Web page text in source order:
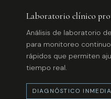
Laboratorio clínico
Análisis de laboratorio
para monitoreo
rápidos que permiten
tiempo real.
DIAGNÓSTICO